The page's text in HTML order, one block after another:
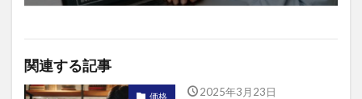
関連する記事
価格 2025年3月23日